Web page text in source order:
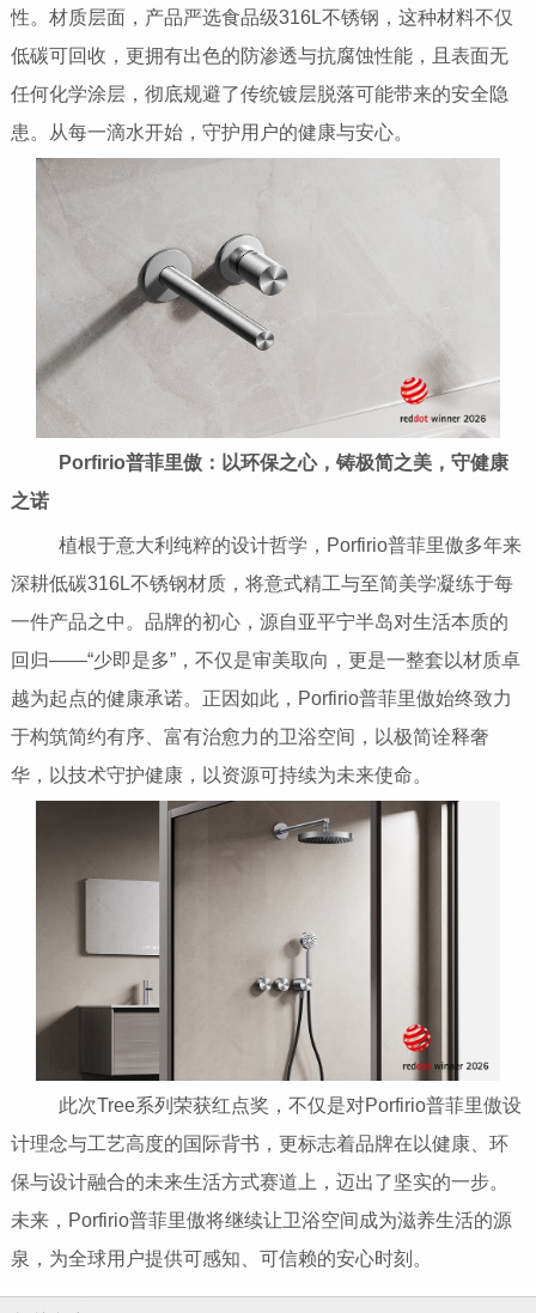
性。材质层面，产品严选食品级316L不锈钢，这种材料不仅
低碳可回收，更拥有出色的防渗透与抗腐蚀性能，且表面无
任何化学涂层，彻底规避了传统镀层脱落可能带来的安全隐
患。从每一滴水开始，守护用户的健康与安心。
Porfirio普菲里傲：以环保之心，铸极简之美，守健康
之诺
植根于意大利纯粹的设计哲学，Porfirio普菲里傲多年来
深耕低碳316L不锈钢材质，将意式精工与至简美学凝练于每
一件产品之中。品牌的初心，源自亚平宁半岛对生活本质的
回归——“少即是多”，不仅是审美取向，更是一整套以材质卓
越为起点的健康承诺。正因如此，Porfirio普菲里傲始终致力
于构筑简约有序、富有治愈力的卫浴空间，以极简诠释奢
华，以技术守护健康，以资源可持续为未来使命。
此次Tree系列荣获红点奖，不仅是对Porfirio普菲里傲设
计理念与工艺高度的国际背书，更标志着品牌在以健康、环
保与设计融合的未来生活方式赛道上，迈出了坚实的一步。
未来，Porfirio普菲里傲将继续让卫浴空间成为滋养生活的源
泉，为全球用户提供可感知、可信赖的安心时刻。